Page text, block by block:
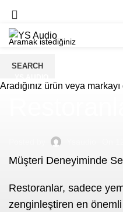
Müşteri Deneyiminde
Restoranlar, sadece
zenginleştiren en
SEARCH
Aradığınız ürün veya